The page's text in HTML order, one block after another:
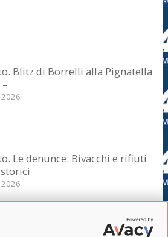
Blitz di Borrelli alla Pignatella
Le denunce: Bivacchi e rifiuti
odio social contro la giunta.